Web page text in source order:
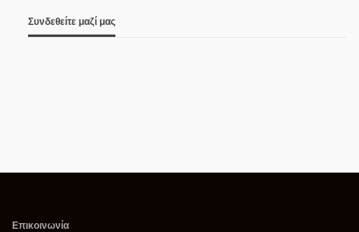
Συνδεθείτε μαζί μας
Επικοινωνία